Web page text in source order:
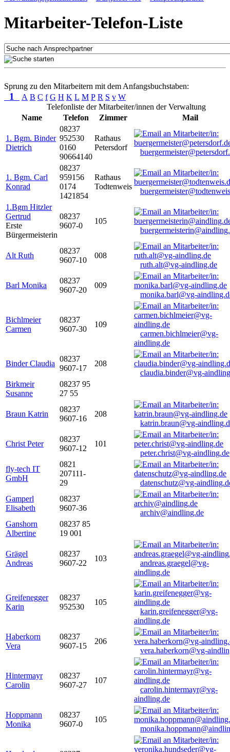
Mitarbeiter-Telefon-Liste
Sprung zu den Mitarbeitern mit dem Anfangsbuchstaben:
1 A B C f G H K L M P R S v W
Telefonliste der Mitarbeiter/innen der Verwaltung
Name
Telefon Zimmer Mail
1. Bgm. Binder
Dietrich
08237
952530
0160
90664140
Rathaus
Petersdorf
1. Bgm. Carl
Konrad
08237
959156
0174
1421854
Rathaus
Todtenweis
1.Bgm Hitzler
Gertrud
Erste
Bürgermeisterin
08237
9607-0
105
Alt Ruth
08237
9607-10
008
ruth.alt@vg-aindling.de
Barl Monika
08237
9607-20
009
monika.barl@vg-
Bichlmeier
Carmen
08237
9607-30
109
carmen.bichlmeier@vg-
aindling.de
Binder Claudia
08237
9607-17
208
claudia.binder@vg-
Birkmeir
Susanne
08237 95
27 55
Braun Katrin
08237
9607-16
208
katrin.braun@vg-
Christ Peter
08237
9607-12
101
peter.christ@vg-aindling.de
fly-tech IT
GmbH
0821
207111-
29
datenschutz@vg-
Gamperl
Elisabeth
08237
9607-36
archiv@aindling.de
Ganshorn
Albertine
08237 85
19 001
Grägel
Andreas
08237
9607-22
103
andreas.graegel@vg-
aindling.de
Greifenegger
Karin
08237
952530
105
karin.greifenegger@vg-
aindling.de
Haberkorn
Vera
08237
9607-15
206
vera.haberkorn@vg-
Hintermayr
Carolin
08237
9607-27
107
carolin.hintermayr@vg-
aindling.de
Hoppmann
Monika
08237
9607-0
105